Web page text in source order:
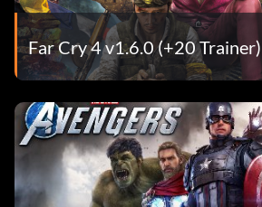
Far Cry 4 v1.6.0 (+20 Trainer)